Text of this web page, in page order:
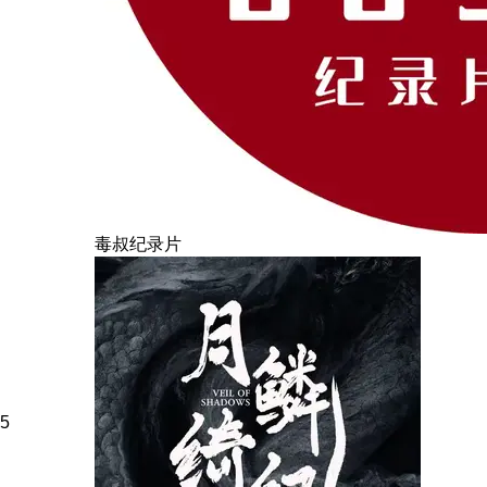
毒叔纪录片
5